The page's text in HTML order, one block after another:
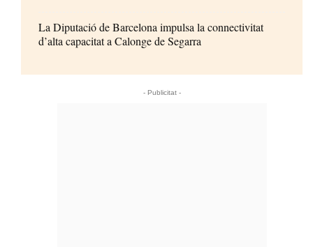
La Diputació de Barcelona impulsa la connectivitat
d’alta capacitat a Calonge de Segarra
- Publicitat -